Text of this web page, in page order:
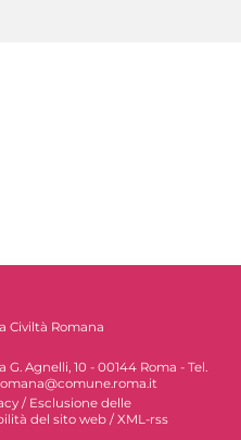
Civiltà Romana
Agnelli, 10 - 00144 Roma - Tel.
/ Esclusione delle
del sito web /XML-rss